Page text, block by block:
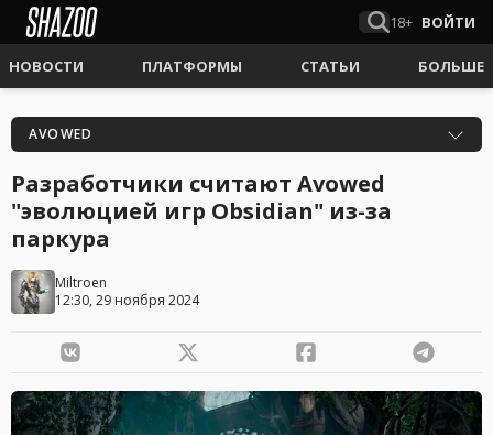
18+ ВОЙТИ
НОВОСТИ ПЛАТФОРМЫ СТАТЬИ БОЛЬШЕ
AVOWED
Разработчики считают Avowed
"эволюцией игр Obsidian" из-за
паркура
Miltroen
12:30, 29 ноября 2024